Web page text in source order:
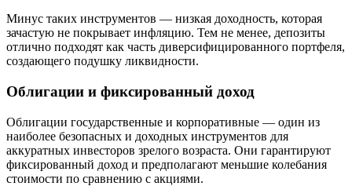
Минус таких инструментов — низкая доходность, которая
зачастую не покрывает инфляцию. Тем не менее, депозиты
отлично подходят как часть диверсифицированного портфеля,
создающего подушку ликвидности.
Облигации и фиксированный доход
Облигации государственные и корпоративные — один из
наиболее безопасных и доходных инструментов для
аккуратных инвесторов зрелого возраста. Они гарантируют
фиксированный доход и предполагают меньшие колебания
стоимости по сравнению с акциями.